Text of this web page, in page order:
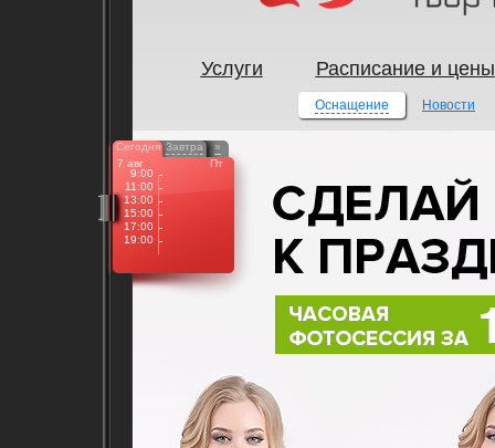
Услуги Расписание и цены
Оснащение Новости
Сегодня
7 авг
Пт
9:00
11:00
13:00
15:00
17:00
19:00
Завтра »